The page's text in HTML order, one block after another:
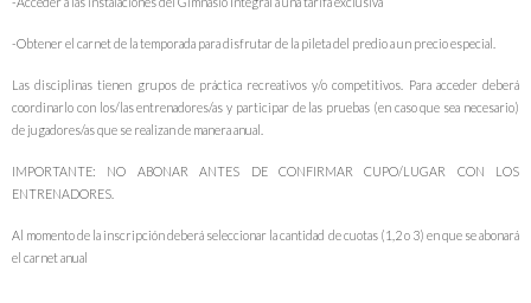
-Obtener el carnet de la temporada para disfrutar de la pileta del predio a un precio especial.
Las disciplinas tienen grupos de práctica recreativos y/o competitivos. Para acceder deberá
coordinarlo con los/las entrenadores/as y participar de las pruebas (en caso que sea necesario)
de jugadores/as que se realizan de manera anual.
IMPORTANTE: NO ABONAR ANTES DE CONFIRMAR CUPO/LUGAR CON LOS
ENTRENADORES.
Al momento de la inscripción deberá seleccionar la cantidad de cuotas (1,2 o 3) en que se abonará
el carnet anual